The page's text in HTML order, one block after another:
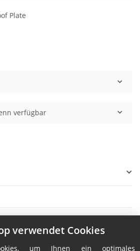
Plate
verfügbar
verwendet Cookies
um Ihnen ein optimales